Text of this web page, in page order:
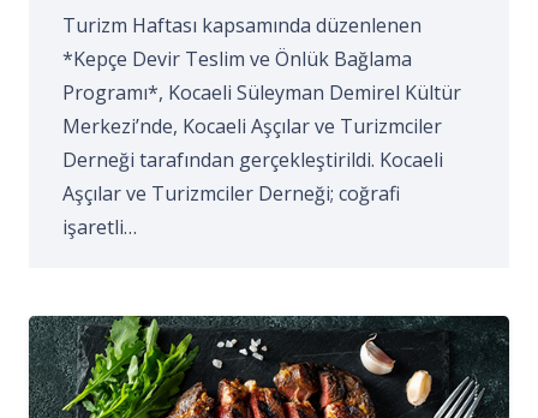
Turizm Haftası kapsamında düzenlenen
*Kepçe Devir Teslim ve Önlük Bağlama
Programı*, Kocaeli Süleyman Demirel Kültür
Merkezi’nde, Kocaeli Aşçılar ve Turizmciler
Derneği tarafından gerçekleştirildi. Kocaeli
Aşçılar ve Turizmciler Derneği; coğrafi
işaretli…